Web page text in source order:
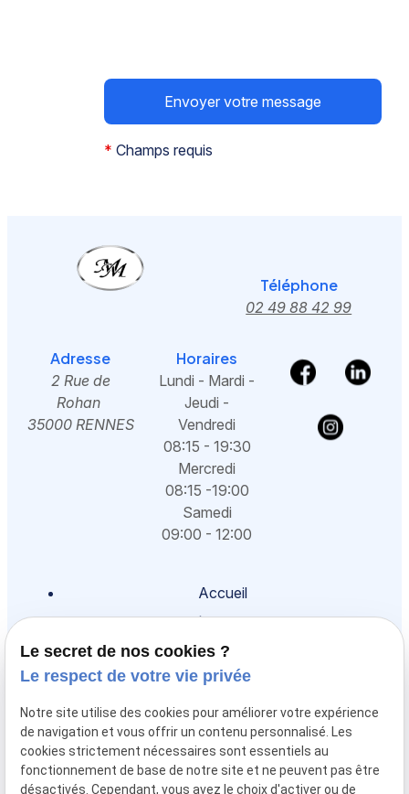
* Champs requis
Téléphone
02 49 88 42 99
Adresse
2 Rue de
Rohan
35000 RENNES
Horaires
Lundi - Mardi -
Jeudi -
Vendredi
08:15 - 19:30
Mercredi
08:15 -19:00
Samedi
09:00 - 12:00
Accueil
Présentation
Droit des mineurs
Droit de la famille
Droit pénal
Honoraires
Actualités
Le secret de nos cookies ?
Le respect de votre vie privée
Notre site utilise des cookies pour améliorer votre expérience
de navigation et vous offrir un contenu personnalisé. Les
cookies strictement nécessaires sont essentiels au
fonctionnement de base de notre site et ne peuvent pas être
désactivés. Cependant, vous avez le choix d'activer ou de